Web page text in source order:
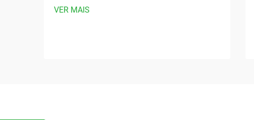
VER MAIS